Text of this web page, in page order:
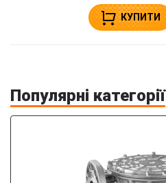
КУПИТИ
Популярні категорії